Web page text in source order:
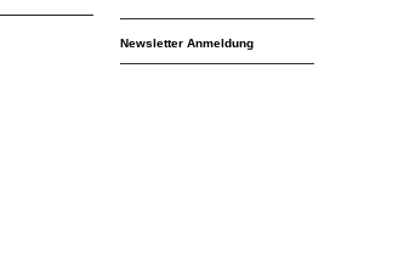
Newsletter Anmeldung